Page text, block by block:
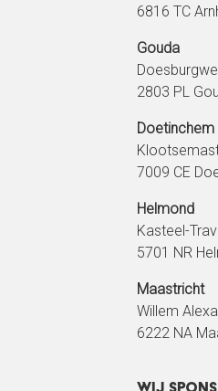
6816 TC
Gouda
2803 PL
Doetinchem
7009 CE
Helmond
Kasteel-
5701 NR
Maastricht
Willem
6222 NA